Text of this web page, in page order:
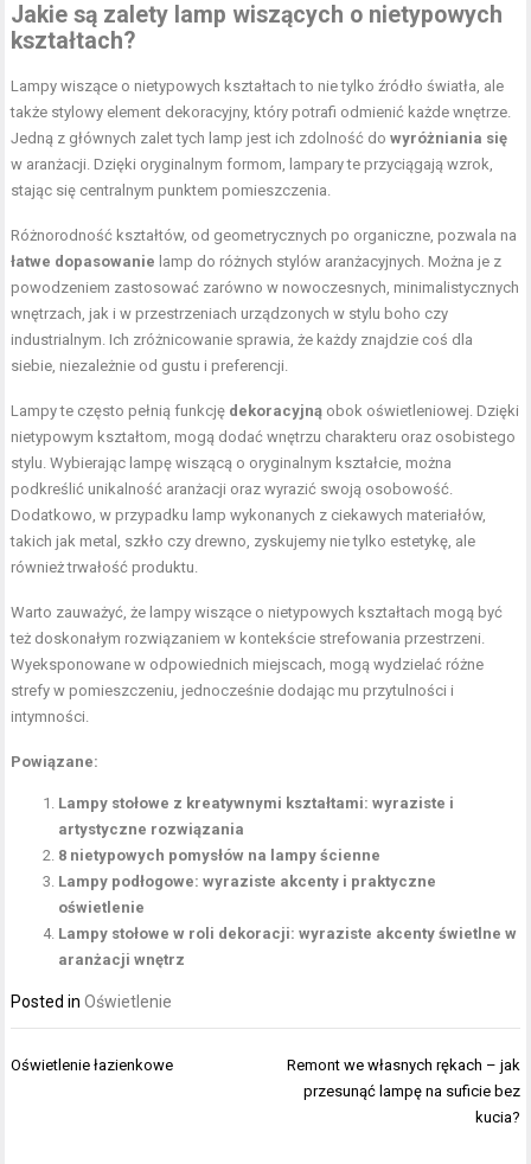
Jakie są zalety lamp wiszących o nietypowych
kształtach?
Lampy wiszące o nietypowych kształtach to nie tylko źródło światła, ale
także stylowy element dekoracyjny, który potrafi odmienić każde wnętrze.
Jedną z głównych zalet tych lamp jest ich zdolność dowyróżniania się
w aranżacji. Dzięki oryginalnym formom, lampary te przyciągają wzrok,
stając się centralnym punktem pomieszczenia.
Różnorodność kształtów, od geometrycznych po organiczne, pozwala na
łatwe dopasowanie lamp do różnych stylów aranżacyjnych. Można je z
powodzeniem zastosować zarówno w nowoczesnych, minimalistycznych
wnętrzach, jak i w przestrzeniach urządzonych w stylu boho czy
industrialnym. Ich zróżnicowanie sprawia, że każdy znajdzie coś dla
siebie, niezależnie od gustu i preferencji.
Lampy te często pełnią funkcję dekoracyjną obok oświetleniowej. Dzięki
nietypowym kształtom, mogą dodać wnętrzu charakteru oraz osobistego
stylu. Wybierając lampę wiszącą o oryginalnym kształcie, można
podkreślić unikalność aranżacji oraz wyrazić swoją osobowość.
Dodatkowo, w przypadku lamp wykonanych z ciekawych materiałów,
takich jak metal, szkło czy drewno, zyskujemy nie tylko estetykę, ale
również trwałość produktu.
Warto zauważyć, że lampy wiszące o nietypowych kształtach mogą być
też doskonałym rozwiązaniem w kontekście strefowania przestrzeni.
Wyeksponowane w odpowiednich miejscach, mogą wydzielać różne
strefy w pomieszczeniu, jednocześnie dodając mu przytulności i
intymności.
Powiązane:
Lampy stołowe z kreatywnymi kształtami: wyraziste i
artystyczne rozwiązania
8 nietypowych pomysłów na lampy ścienne
Lampy podłogowe: wyraziste akcenty i praktyczne
oświetlenie
Lampy stołowe w roli dekoracji: wyraziste akcenty świetlne w
aranżacji wnętrz
Posted inOświetlenie
Nawigacja
Oświetlenie łazienkowe
Remont we własnych rękach – jak
przesunąć lampę na suficie bez
kucia?